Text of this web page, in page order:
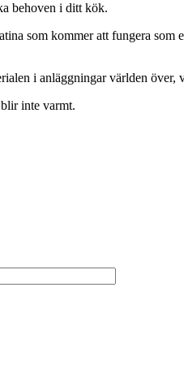
behoven i ditt kök.
som kommer att fungera
i anläggningar världen
inte varmt.